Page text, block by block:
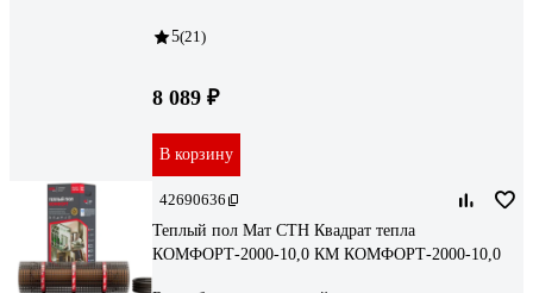
5(21)
8 089 ₽
В корзину
42690636
Теплый пол Мат СТН Квадрат тепла
КОМФОРТ-2000-10,0 КМ КОМФОРТ-2000-10,0